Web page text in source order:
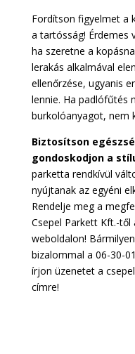
Fordítson figyelmet a
a tartósság! Érdemes
ha szeretne a
lerakás alkalmával
ellenőrzése, ugyanis
lennie. Ha padlófűtés
burkolóanyagot, nem
Biztosítson
gondoskodjon a
parketta rendkívül
nyújtanak az egyéni
Rendelje meg a
Csepel Parkett Kft.-től
weboldalon!
bizalommal a 06-30-
írjon üzenetet a
címre!